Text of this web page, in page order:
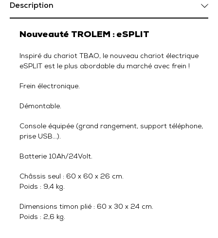
Description
Nouveauté TROLEM : eSPLIT
Inspiré du chariot TBAO, le nouveau chariot électrique
eSPLIT est le plus abordable du marché avec frein !
Frein électronique.
Démontable.
Console équipée (grand rangement, support téléphone,
prise USB…).
Batterie 10Ah/24Volt.
Châssis seul : 60 x 60 x 26 cm.
Poids : 9,4 kg.
Dimensions timon plié : 60 x 30 x 24 cm.
Poids : 2,6 kg.